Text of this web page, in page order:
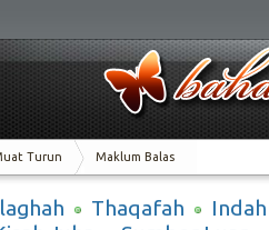
Turun Maklum Balas
Thaqafah